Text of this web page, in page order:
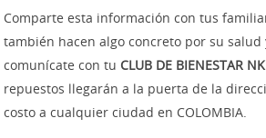
Comparte esta información con tus
también hacen algo concreto por su salud
comunícate con tu CLUB DE BIENESTAR
repuestos llegarán a la puerta de la
costo a cualquier ciudad en COLOMBIA.